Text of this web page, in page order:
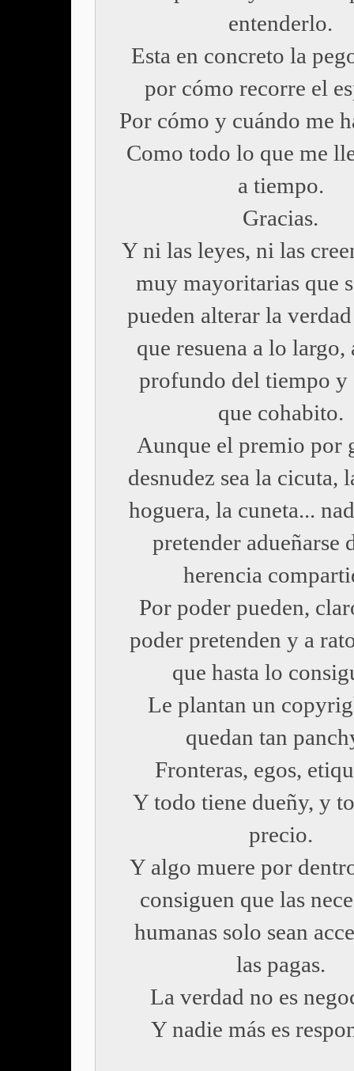
entenderlo.
Esta en concreto la
por cómo recorre el
Por cómo y cuándo me
Como todo lo que me
a tiempo.
Gracias.
Y ni las leyes, ni las
muy mayoritarias que
pueden alterar la
que resuena a lo largo,
profundo del tiempo y
que cohabito.
Aunque el premio por
desnudez sea la cicuta,
hoguera, la cuneta...
pretender adueñarse
herencia
Por poder pueden,
poder pretenden y a
que hasta lo
Le plantan un
quedan tan
Fronteras, egos,
Y todo tiene dueñy, y
precio.
Y algo muere por
consiguen que las
humanas solo sean
las pagas.
La verdad no es
Y nadie más es